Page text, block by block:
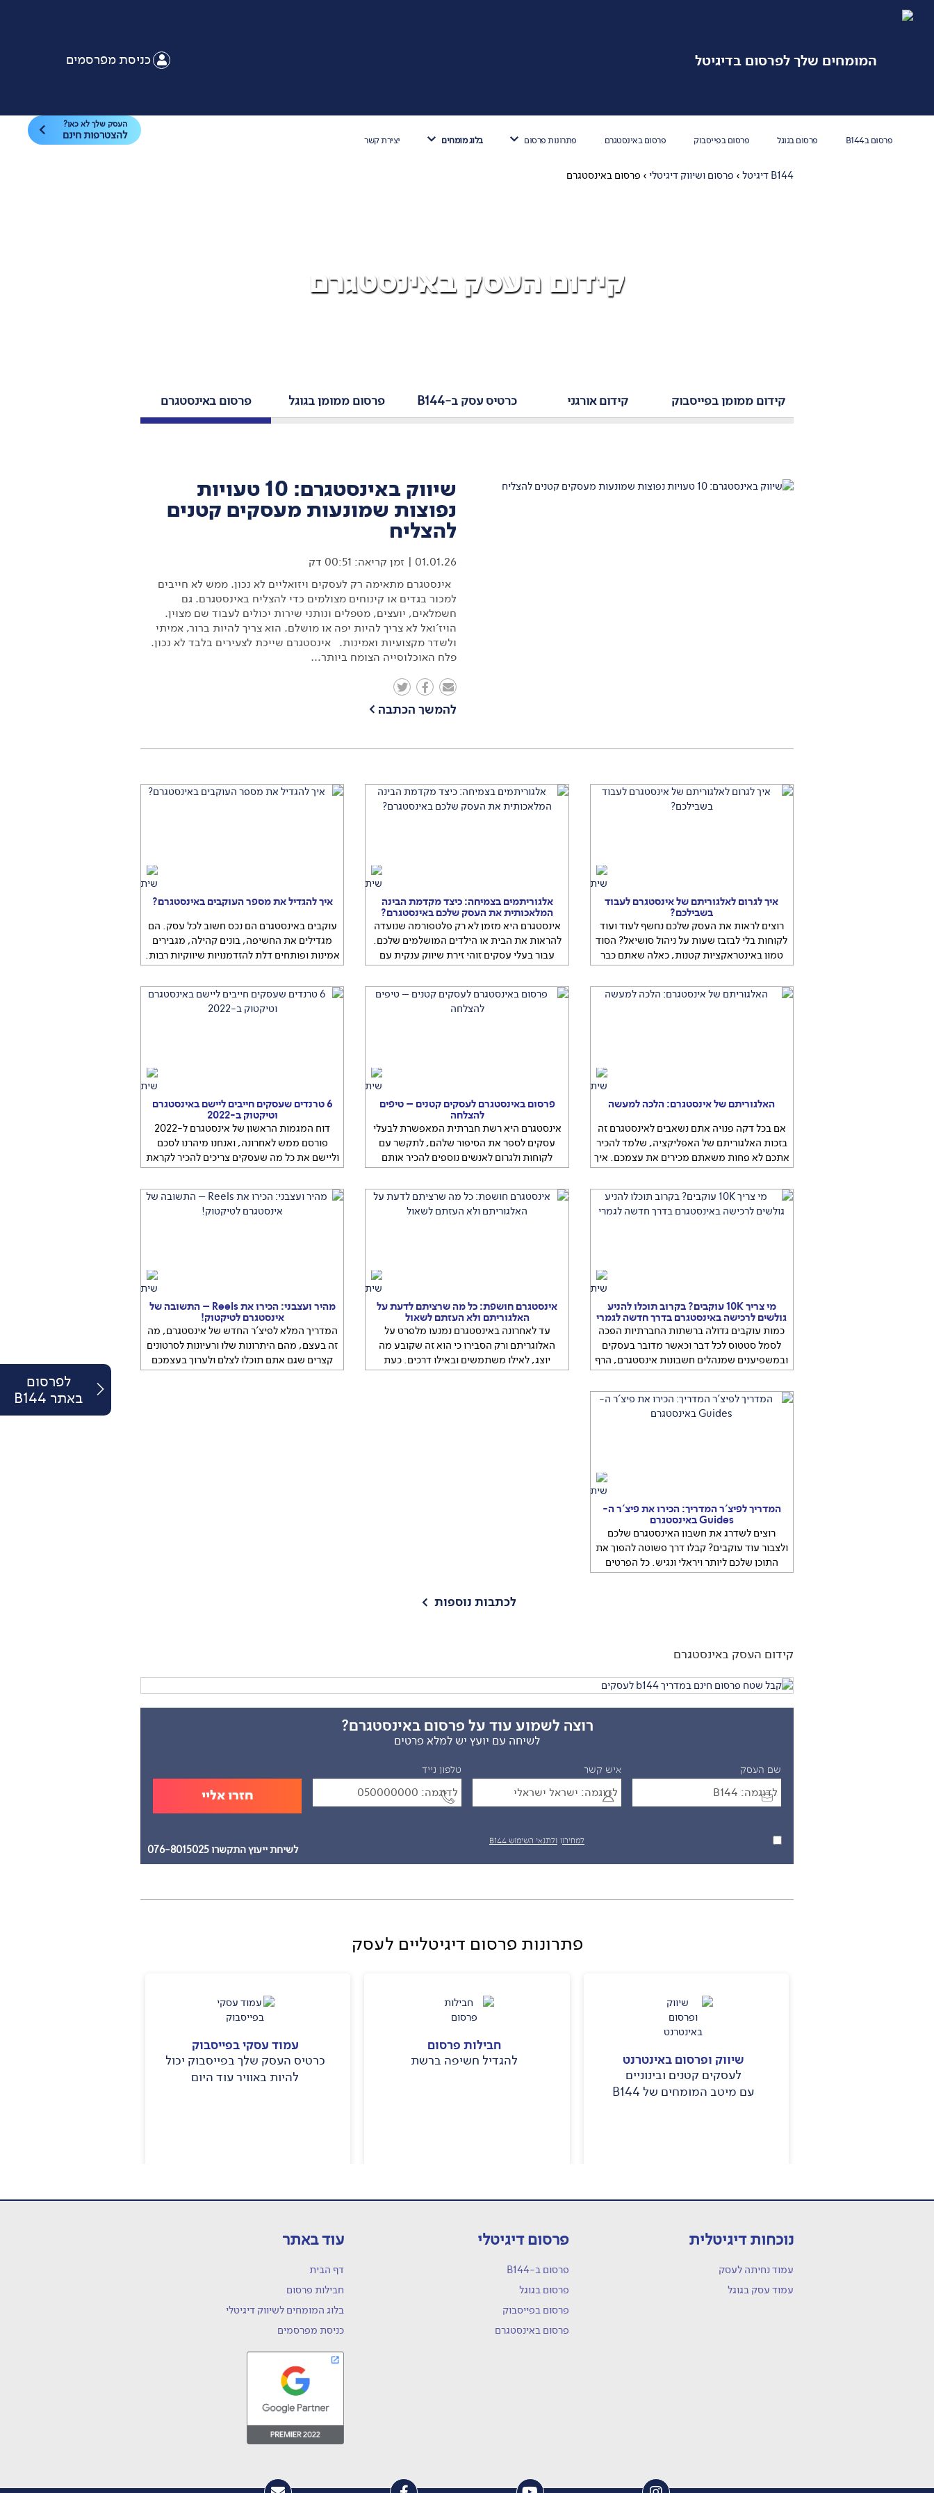
המומחים שלך לפרסום בדיגיטל כניסת מפרסמים
פרסום בB144 פרסום בגוגל פרסום בפייסבוק פרסום באינסטגרם פתרונות פרסום > בלוג מומחים > יצירת קשר
העסק שלך לא כאן?
להצטרפות חינם
<
לפרסום
באתר B144
B144 דיגיטל › פרסום ושיווק דיגיטלי › פרסום באינסטגרם
קידום העסק באינסטגרם
קידום ממומן בפייסבוק קידום אורגני כרטיס עסק ב-B144 פרסום ממומן בגוגל פרסום באינסטגרם
שיווק באינסטגרם: 10 טעויות
נפוצות שמונעות מעסקים קטנים
להצליח
01.01.26
זמן קריאה: 00:51 דק
אינסטגרם מתאימה רק לעסקים ויזואליים לא נכון. ממש לא חייבים
למכור בגדים או קינוחים מצולמים כדי להצליח באינסטגרם. גם
חשמלאים, יועצים, מטפלים ונותני שירות יכולים לעבוד שם מצוין.
הויז'ואל לא צריך להיות יפה או מושלם. הוא צריך להיות ברור, אמיתי
ולשדר מקצועיות ואמינות. אינסטגרם שייכת לצעירים בלבד לא נכון.
פלח האוכלוסייה הצומח ביותר…
להמשך הכתבה >
איך לגרום לאלגוריתם של אינסטגרם לעבוד
בשבילכם?
רוצים לראות את העסק שלכם נחשף לעוד ועוד
לקוחות בלי לבזבז שעות על ניהול סושיאל? הסוד
טמון באינטראקציות קטנות, כאלה שאתם כבר
עושים ביומיום אבל עם טוויסט קטן. במדריך הזה
תלמדו איך להפוך את הפעולות האלה למכפלת
כוח אמיתית לחשיפה שלכםרוצים לראות את
אלגוריתמים בצמיחה: כיצד מקדמת הבינה
המלאכותית את העסק שלכם באינסטגרם?
אינסטגרם היא מזמן לא רק פלטפורמה שנועדה
להראות את הבית או הילדים המושלמים שלכם.
עבור בעלי עסקים זוהי זירת שיווק ענקית עם
מיליוני לקוחות פוטנציאליים. ניצול נכון של כלי
הבינה המלאכותית באינסטגרם יקדם גם את
העסק הקטן שלכם. ככה תעשו את זה נכון
אינסטגרם היא מזמן לא רק פלטפורמה שנועדה
איך להגדיל את מספר העוקבים באינסטגרם?
עוקבים באינסטגרם הם נכס חשוב לכל עסק. הם
מגדילים את החשיפה, בונים קהילה, מגבירים
אמינות ופותחים דלת להזדמנויות שיווקיות רבות.
איך מגדילים את כמות העוקבים ושומרים עליהם
לאורך זמן? הנה הטיפים שלנועוקבים באינסטגרם
הם נכס חשוב לכל עסק. הם מגדילים את
החשיפה, בונים קהילה, מגבירים
האלגוריתם של אינסטגרם: הלכה למעשה
אם בכל דקה פנויה אתם נשאבים לאינסטגרם זה
בזכות האלגוריתם של האפליקציה, שלמד להכיר
אתכם לא פחות משאתם מכירים את עצמכם. איך
הוא עובד ואיך תוכלו לנצל אותו כדי לקדם את
העסק שלכם? כתבת מדריךאם בכל דקה פנויה
אתם נשאבים לאינסטגרם זה בזכות האלגוריתם
של האפליקציה, שלמד ...
פרסום באינסטגרם לעסקים קטנים – טיפים
להצלחה
אינסטגרם היא רשת חברתית המאפשרת לבעלי
עסקים לספר את הסיפור שלהם, לתקשר עם
לקוחות ולגרום לאנשים נוספים להכיר אותם
מקרוב. אם גם אתם רוצים לפרסם באינסטגרם
כמו מקצוענים, יצרנו עבורכם תוכנית פעולה
אינסטגרם היא רשת חברתית המאפשרת לבעלי
עסקים לספר את הסיפור שלהם, לתקשר עם
6 טרנדים שעסקים חייבים ליישם באינסטגרם
וטיקטוק ב-2022
דוח המגמות הראשון של אינסטגרם ל-2022
פורסם ממש לאחרונה, ואנחנו מיהרנו לסכם
וליישם את כל מה שעסקים צריכים להכיר לקראת
השנה הקרובה. אילו טרנדים צפויים לעניין את דור
ה-Z ואיך תגרמו לעסק שלכם לבלוט במדיה
החברתית?דוח המגמות הראשון של אינסטגרם
ל-2022 פורסם ממש לאחרונה, ואנחנו מיהרנו
מי צריך 10K עוקבים? בקרוב תוכלו להניע
גולשים לרכישה באינסטגרם בדרך חדשה לגמרי
כמות עוקבים גדולה ברשתות החברתיות הפכה
לסמל סטטוס לכל דבר וכאשר מדובר בעסקים
ובמשפיענים שמנהלים חשבונות אינסטגרם, הרף
המשמעותי ביותר הוא חציית ה-10K
כמות
עוקבים גדולה ברשתות החברתיות הפכה לסמל
סטטוס לכל דבר וכאשר מדובר בעסקים ...
אינסטגרם חושפת: כל מה שרציתם לדעת על
האלגוריתם ולא העזתם לשאול
עד לאחרונה באינסטגרם נמנעו מלפרט על
האלוגריתם ורק הסבירו כי הוא זה שקובע מה
יוצג, לאילו משתמשים ובאילו דרכים. כעת
החברה חושפת ומסבירה איך זה עובד בדיוקעד
מהיר ועצבני: הכירו את Reels – התשובה של
אינסטגרם לטיקטוק!
המדריך המלא לפיצ'ר החדש של אינסטגרם, מה
זה בעצם, מהם היתרונות שלו ורעיונות לסרטונים
קצרים שגם אתם תוכלו לצלם ולערוך בעצמכם
המדריך המלא לפיצ'ר החדש של אינסטגרם, מה
המדריך לפיצ'ר המדריך: הכירו את פיצ'ר ה-
Guides באינסטגרם
רוצים לשדרג את חשבון האינסטגרם שלכם
ולצבור עוד עוקבים? קבלו דרך פשוטה להפוך את
התוכן שלכם ליותר ויראלי ונגיש. כל הפרטים
בפניםרוצים לשדרג את חשבון האינסטגרם שלכם
לכתבות נוספות >
קידום העסק באינסטגרם
רוצה לשמוע עוד עלפרסום באינסטגרם?
לשיחה עם יועץ יש למלא פרטים
שם העסק איש קשר טלפון נייד
למחירון ולתנאי השימוש B144
לשיחת ייעוץ התקשרו 076-8015025
פתרונות פרסום דיגיטליים לעסק
שיווק ופרסום באינטרנט
לעסקים קטנים ובינוניים
עם מיטב המומחים של B144
חבילות פרסום
להגדיל חשיפה ברשת
עמוד עסקי בפייסבוק
כרטיס העסק שלך בפייסבוק יכול
להיות באוויר עוד היום
נוכחות דיגיטלית
עמוד נחיתה לעסק
עמוד עסק בגוגל
פרסום דיגיטלי
פרסום ב-B144
פרסום בגוגל
פרסום בפייסבוק
פרסום באינסטגרם
עוד באתר
דף הבית
חבילות פרסום
בלוג המומחים לשיווק דיגיטלי
כניסת מפרסמים